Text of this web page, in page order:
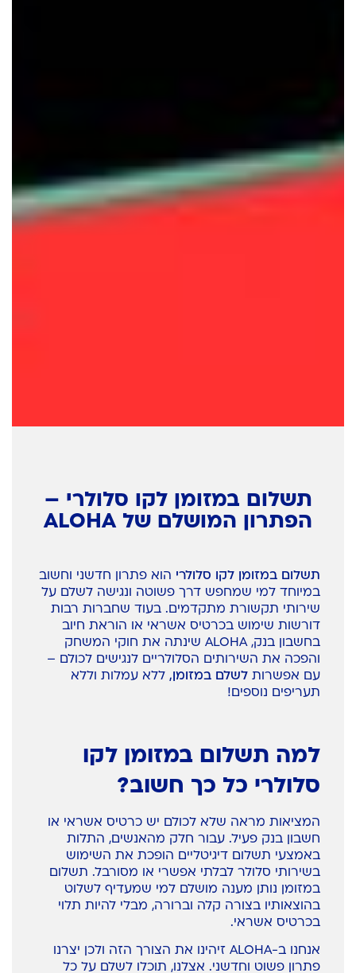
תשלום במזומן לקו סלולרי –
הפתרון המושלם של ALOHA
תשלום במזומן לקו סלולרי הוא פתרון חדשני וחשוב
במיוחד למי שמחפש דרך פשוטה ונגישה לשלם על
שירותי תקשורת מתקדמים. בעוד שחברות רבות
דורשות שימוש בכרטיס אשראי או הוראת חיוב
בחשבון בנק, ALOHA שינתה את חוקי המשחק
והפכה את השירותים הסלולריים לנגישים לכולם –
עם אפשרות לשלם במזומן, ללא עמלות וללא
תעריפים נוספים!
למה תשלום במזומן לקו
סלולרי כל כך חשוב?
המציאות מראה שלא לכולם יש כרטיס אשראי או
חשבון בנק פעיל. עבור חלק מהאנשים, התלות
באמצעי תשלום דיגיטליים הופכת את השימוש
בשירותי סלולר לבלתי אפשרי או מסורבל. תשלום
במזומן נותן מענה מושלם למי שמעדיף לשלוט
בהוצאותיו בצורה קלה וברורה, מבלי להיות תלוי
בכרטיס אשראי.
אנחנו ב-ALOHA זיהינו את הצורך הזה ולכן יצרנו
פתרון פשוט וחדשני. אצלנו, תוכלו לשלם על כל